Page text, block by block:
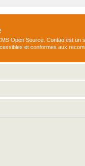
Open Source. Contao est un
et conformes aux